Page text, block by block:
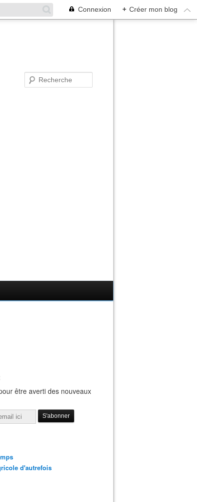
Connexion + Créer mon blog
être averti des nouveaux
d'autrefois